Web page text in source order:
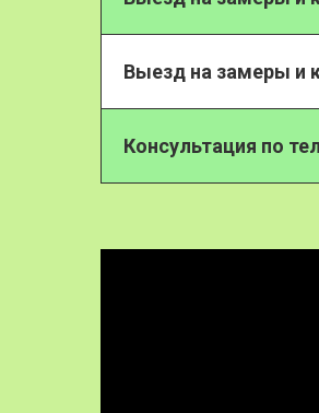
Выезд на замеры и
Консультация по